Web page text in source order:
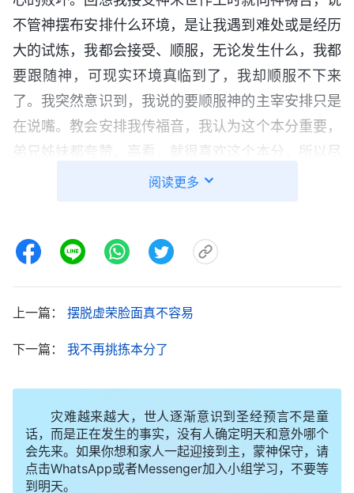
不管神摆布安排什么环境，是让我遇到难处或是经历
大的试炼，我都会接受、顺服，无论发生什么，我都
要跟随神，可现实环境真临到了，我却顺服不下来
了。我突然意识到，我说的要顺服神的主宰安排只是
在说嘴。教会安排我传福音，我认为这个本分重要，
弟兄姊妹都夸赞、高看，就很喜欢这个本分，所以尽
本分就很用心，也很努力。可当带领安排我作事务工
妹不会再像以往那样高看我了，所以从心里不愿接受
脸面、地位看得太重了，对待本分尽凭喜好，挑挑拣
起眼的本分。当给我安排的本分露不了脸，得不到人
话中我认识到，要想成为一个真正顺服神的人，不仅
要顺服合我意的环境，对不合我意的环境更要顺服，
即使丢了脸面，得不到弟兄姊妹高看，我都该接受、
阅读更多
上一篇： 摆脱虚荣脸面真不容易
下一篇： 我不再挑拣本分了
灾难越来越大，世人逐渐意识到圣经预言不是童
话，而是正在发生的事实，没有人确定明天和意外哪个
会先来。如果你想和家人一起迎接到主，蒙神保守，请
点击WhatsApp或者Messenger加入小组学习，不要等
到明天。